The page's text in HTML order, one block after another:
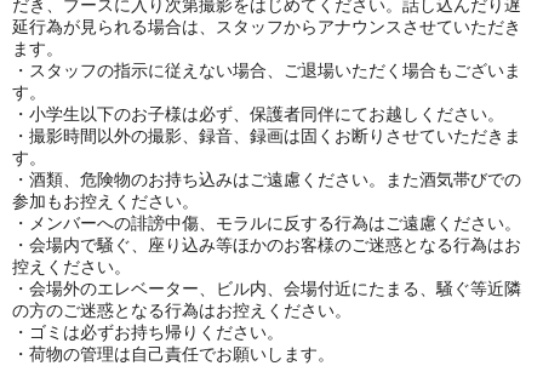
だき、ブースに入り次第撮影をはじめてください。話し込んだり遅
延行為が見られる場合は、スタッフからアナウンスさせていただき
ます。
・スタッフの指示に従えない場合、ご退場いただく場合もございま
す。
・小学生以下のお子様は必ず、保護者同伴にてお越しください。
・撮影時間以外の撮影、録音、録画は固くお断りさせていただきま
す。
・酒類、危険物のお持ち込みはご遠慮ください。また酒気帯びでの
参加もお控えください。
・メンバーへの誹謗中傷、モラルに反する行為はご遠慮ください。
・会場内で騒ぐ、座り込み等ほかのお客様のご迷惑となる行為はお
控えください。
・会場外のエレベーター、ビル内、会場付近にたまる、騒ぐ等近隣
の方のご迷惑となる行為はお控えください。
・ゴミは必ずお持ち帰りください。
・荷物の管理は自己責任でお願いします。